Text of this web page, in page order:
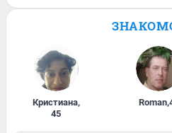
Кристиана,
45
Roman,